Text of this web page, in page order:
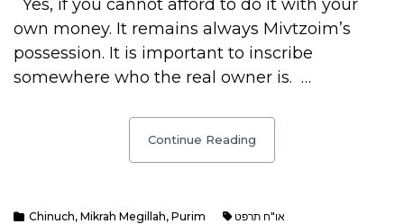
Yes, if you cannot afford to do it with your
own money. It remains always Mivtzoim’s
possession. It is important to inscribe
somewhere who the real owner is. …
Continue Reading
Chinuch, Mikrah Megillah, Purim או"ח תרפט